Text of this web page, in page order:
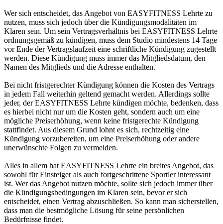
Wer sich entscheidet, das Angebot von EASYFITNESS Lehrte zu
nutzen, muss sich jedoch über die Kündigungsmodalitäten im
Klaren sein. Um sein Vertragsverhältnis bei EASYFITNESS Lehrte
ordnungsgemäß zu kündigen, muss dem Studio mindestens 14 Tage
vor Ende der Vertragslaufzeit eine schriftliche Kündigung zugestellt
werden. Diese Kündigung muss immer das Mitgliedsdatum, den
Namen des Mitglieds und die Adresse enthalten.
Bei nicht fristgerechter Kündigung können die Kosten des Vertrags
in jedem Fall weiterhin geltend gemacht werden. Allerdings sollte
jeder, der EASYFITNESS Lehrte kündigen möchte, bedenken, dass
es hierbei nicht nur um die Kosten geht, sondern auch um eine
mögliche Preiserhöhung, wenn keine fristgerechte Kündigung
stattfindet. Aus diesem Grund lohnt es sich, rechtzeitig eine
Kündigung vorzubereiten, um eine Preiserhöhung oder andere
unerwünschte Folgen zu vermeiden.
Alles in allem hat EASYFITNESS Lehrte ein breites Angebot, das
sowohl für Einsteiger als auch fortgeschrittene Sportler interessant
ist. Wer das Angebot nutzen möchte, sollte sich jedoch immer über
die Kündigungsbedingungen im Klaren sein, bevor er sich
entscheidet, einen Vertrag abzuschließen. So kann man sicherstellen,
dass man die bestmögliche Lösung für seine persönlichen
Bedürfnisse findet.